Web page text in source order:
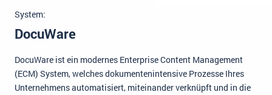
Anmerkungen (fakultativ)
System:
DocuWare
DocuWare ist ein modernes Enterprise Content Management
(ECM) System, welches dokumentenintensive Prozesse Ihres
Unternehmens automatisiert, miteinander verknüpft und in die